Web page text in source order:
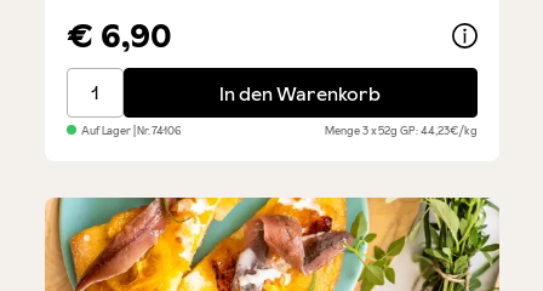
Durchschnittliche Bewertung von 5 von 5 Sternen
€ 6,90
Thunfisch in Olivenöl 3 Dosen
In den Warenkorb
Auf Lager| Nr.74106 Menge3 x 52gGP: 44,23€/kg